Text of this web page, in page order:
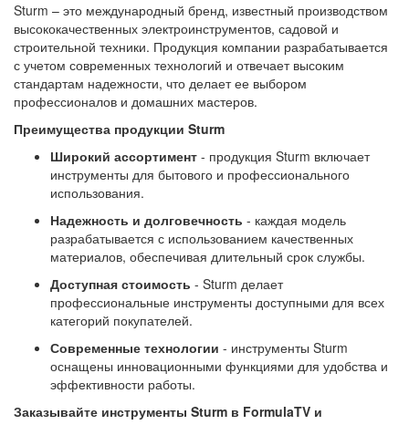
Sturm – это международный бренд, известный производством
высококачественных электроинструментов, садовой и
строительной техники. Продукция компании разрабатывается
с учетом современных технологий и отвечает высоким
стандартам надежности, что делает ее выбором
профессионалов и домашних мастеров.
Преимущества продукции Sturm
Широкий ассортимент - продукция Sturm включает
инструменты для бытового и профессионального
использования.
Надежность и долговечность - каждая модель
разрабатывается с использованием качественных
материалов, обеспечивая длительный срок службы.
Доступная стоимость - Sturm делает
профессиональные инструменты доступными для всех
категорий покупателей.
Современные технологии - инструменты Sturm
оснащены инновационными функциями для удобства и
эффективности работы.
Заказывайте инструменты Sturm в FormulaTV и